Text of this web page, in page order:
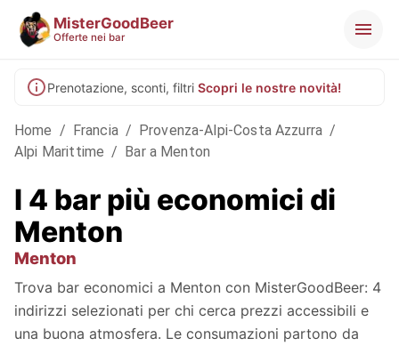
MisterGoodBeer
Offerte nei bar
Prenotazione, sconti, filtri Scopri le nostre novità!
Home / Francia / Provenza-Alpi-Costa Azzurra /
Alpi Marittime / Bar a Menton
I 4 bar più economici di
Menton
Menton
Trova bar economici a Menton con MisterGoodBeer: 4
indirizzi selezionati per chi cerca prezzi accessibili e
una buona atmosfera. Le consumazioni partono da